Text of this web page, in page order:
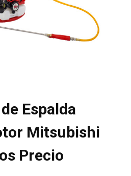
Espalda
Mitsubishi
Precio